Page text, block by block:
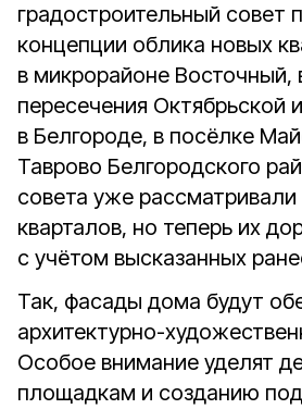
градостроительный совет
концепции облика новых
в микрорайоне Восточный,
пересечения Октябрьской
в Белгороде, в посёлке
Таврово Белгородского
совета уже
кварталов, но теперь их
с учётом высказанных
Так, фасады дома будут
архитектурно-
Особое внимание уделят
площадкам и созданию